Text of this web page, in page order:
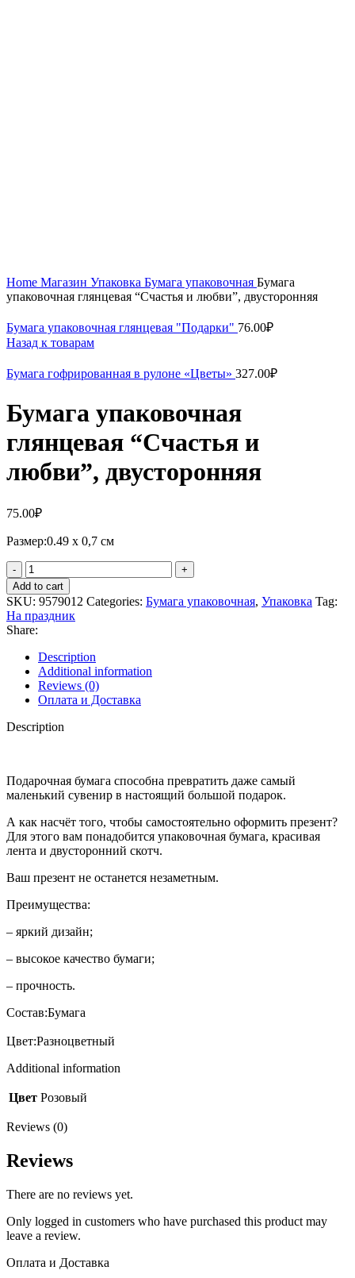
Home Магазин Упаковка Бумага упаковочная Бумага
упаковочная глянцевая “Счастья и любви”, двусторонняя
Бумага упаковочная глянцевая "Подарки" 76.00₽
Назад к товарам
Бумага гофрированная в рулоне «Цветы» 327.00₽
Бумага упаковочная
глянцевая “Счастья и
любви”, двусторонняя
75.00₽
Размер:0.49 х 0,7 см
Add to cart
SKU: 9579012 Categories: Бумага упаковочная, Упаковка Tag:
На праздник
Share:
Description
Additional information
Reviews (0)
Оплата и Доставка
Description
Подарочная бумага способна превратить даже самый
маленький сувенир в настоящий большой подарок.
А как насчёт того, чтобы самостоятельно оформить презент?
Для этого вам понадобится упаковочная бумага, красивая
лента и двусторонний скотч.
Ваш презент не останется незаметным.
Преимущества:
– яркий дизайн;
– высокое качество бумаги;
– прочность.
Состав:Бумага
Цвет:Разноцветный
Additional information
Цвет Розовый
Reviews (0)
Reviews
There are no reviews yet.
Only logged in customers who have purchased this product may
leave a review.
Оплата и Доставка